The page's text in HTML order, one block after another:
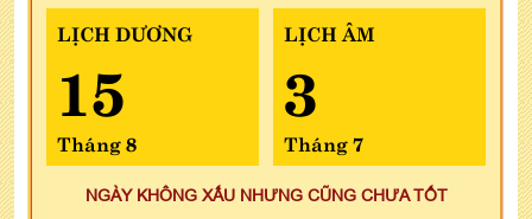
LỊCH DƯƠNG
15
Tháng 8
LỊCH ÂM
3
Tháng 7
NGÀY KHÔNG XẤU NHƯNG CŨNG CHƯA TỐT